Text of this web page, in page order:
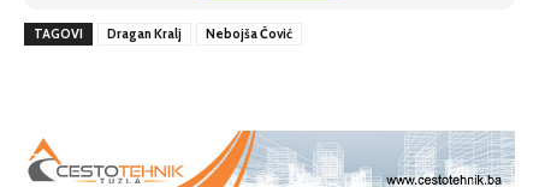
TAGOVI Dragan Kralj Nebojša Čović